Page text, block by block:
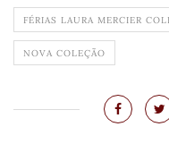
FÉRIAS LAURA MERCIER
NOVA COLEÇÃO